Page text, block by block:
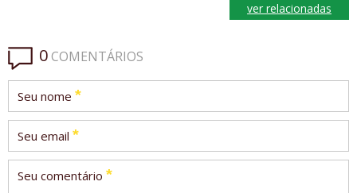
ver relacionadas
0COMENTÁRIOS
Seu nome *
Seu email *
Seu comentário *